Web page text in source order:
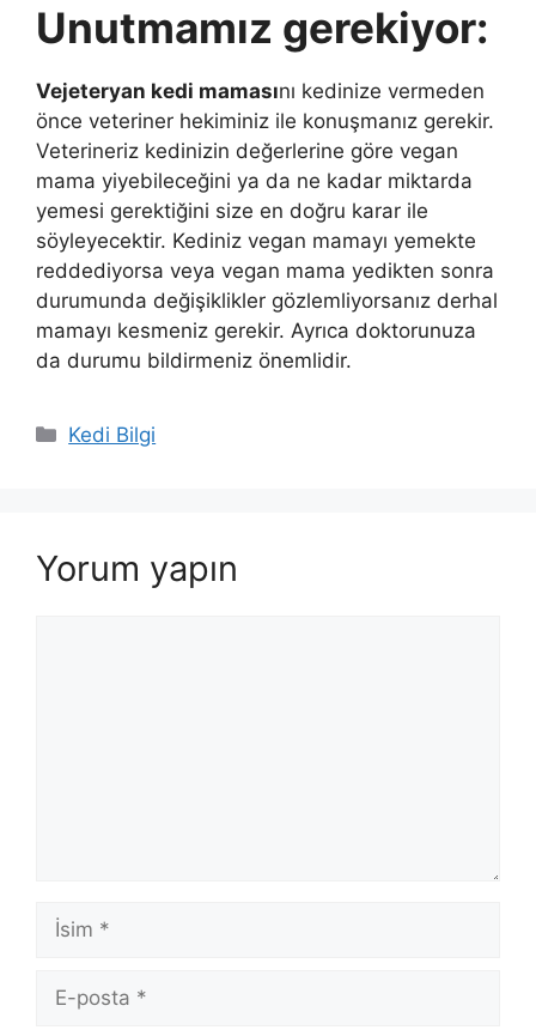
Unutmamız gerekiyor:
Vejeteryan kedi mamasını kedinize vermeden
önce veteriner hekiminiz ile konuşmanız gerekir.
Veterineriz kedinizin değerlerine göre vegan
mama yiyebileceğini ya da ne kadar miktarda
yemesi gerektiğini size en doğru karar ile
söyleyecektir. Kediniz vegan mamayı yemekte
reddediyorsa veya vegan mama yedikten sonra
durumunda değişiklikler gözlemliyorsanız derhal
mamayı kesmeniz gerekir. Ayrıca doktorunuza
da durumu bildirmeniz önemlidir.
Kategoriler
Kedi Bilgi
Yorum yapın
İsim
posta